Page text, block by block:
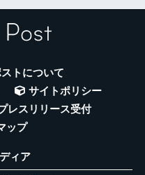
トについて
サイトポリシー
レスリリース受付
ップ
ィア